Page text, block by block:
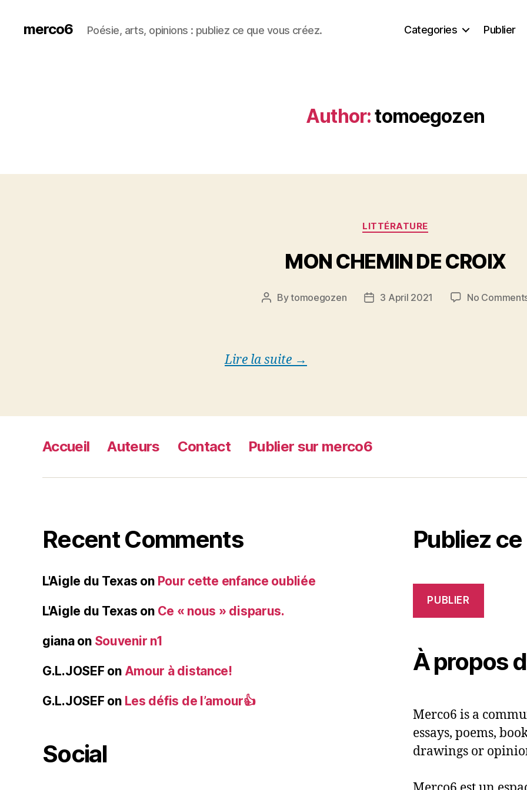
merco6 Poésie, arts, opinions : publiez ce que vous créez. Categories Publier
Author:tomoegozen
Categories
LITTÉRATURE
MON CHEMIN DE CROIX
PostBytomoegozen
Post3 April 2021 No
Lire la suite →
Accueil Auteurs Contact Publier sur merco6
Recent Comments
L'Aigle du Texas on Pour cette enfance oubliée
L'Aigle du Texas on Ce « nous » disparus.
gianaon Souvenir n1
G.L.JOSEF on Amour à distance!
G.L.JOSEF on Les défis de l’amour👍
Social
Publiez
PUBLIER
À propos
Merco6 is a
essays, poems,
drawings or